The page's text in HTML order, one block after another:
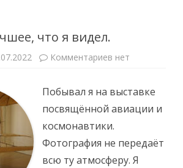
что я видел.
Комментариев к
что
видел.
нет
Побывал я на выставке
посвящённой авиации и
космонавтики.
Фотография не передаёт
всю ту атмосферу. Я